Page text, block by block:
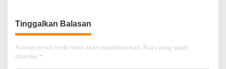
Tinggalkan Balasan
Alamat email Anda tidak akan dipublikasikan. Ruas yang wajib
ditandai *